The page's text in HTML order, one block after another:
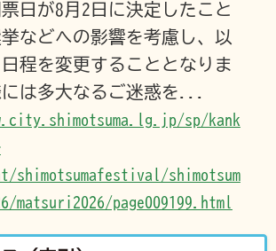
日が8月2日に決定したこと
などへの影響を考慮し、以
日程を変更することとなりま
には多大なるご迷惑を...
sp/kank
shimotsumafestival/shimotsum
matsuri2026/page009199.html